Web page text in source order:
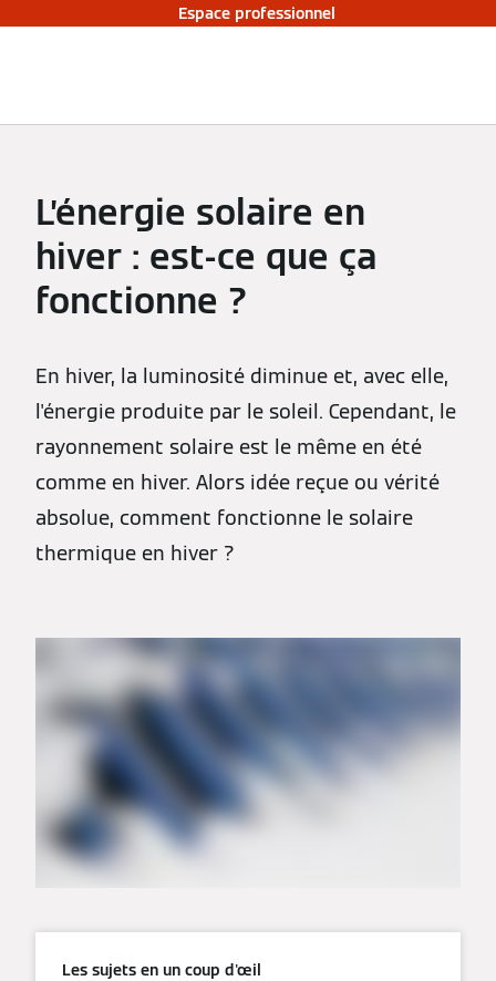
Espace professionnel
L’énergie solaire en
hiver : est-ce que ça
fonctionne ?
En hiver, la luminosité diminue et, avec elle,
l'énergie produite par le soleil. Cependant, le
rayonnement solaire est le même en été
comme en hiver. Alors idée reçue ou vérité
absolue, comment fonctionne le solaire
thermique en hiver ?
Les sujets en un coup d'œil